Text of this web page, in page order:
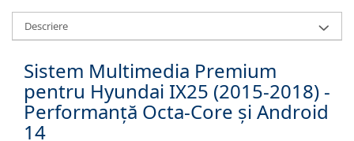
Navigatii 2 DIN
Navigatii 1 DIN
Accesorii navigatii
CarPlay&Android Auto
Descriere
Sistem Multimedia Premium
pentru Hyundai IX25 (2015-2018) -
Performanță Octa-Core și Android
14